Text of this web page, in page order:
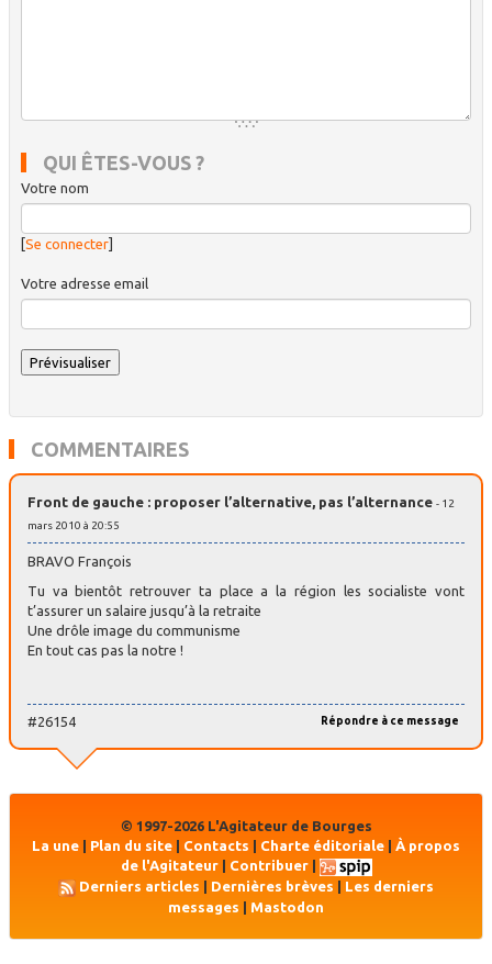
QUI ÊTES-VOUS ?
Votre nom
Se connecter]
Votre adresse email
COMMENTAIRES
Front de gauche : proposer l’alternative, pas l’alternance - 12
mars 2010 à 20:55
BRAVO François
Tu va bientôt retrouver ta place a la région les socialiste vont
t’assurer un salaire jusqu’à la retraite
Une drôle image du communisme
En tout cas pas la notre !
Répondre à ce message
#26154
© 1997-2026 L'Agitateur de Bourges
La une
Plan du site Contacts Charte éditoriale
À propos
de l'Agitateur| Contribuer|
Derniers articles
Dernières brèves
Les derniers
messages | Mastodon